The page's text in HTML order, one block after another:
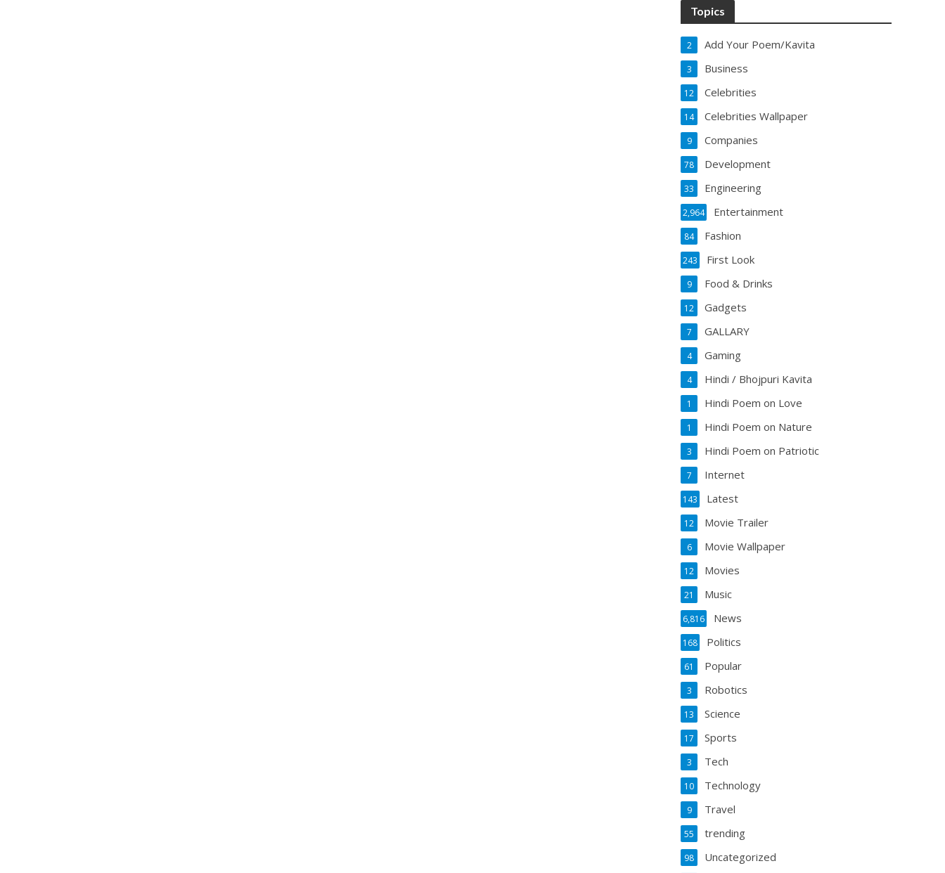
Topics
Add Your Poem/Kavita
2
Business
3
Celebrities
12
Celebrities Wallpaper
14
Companies
9
Development
78
Engineering
33
Entertainment
2,964
Fashion
84
First Look
243
Food & Drinks
9
Gadgets
12
GALLARY
7
Gaming
4
Hindi / Bhojpuri Kavita
4
Hindi Poem on Love
1
Hindi Poem on Nature
1
Hindi Poem on Patriotic
3
Internet
7
Latest
143
Movie Trailer
12
Movie Wallpaper
6
Movies
12
Music
21
News
6,816
Politics
168
Popular
61
Robotics
3
Science
13
Sports
17
Tech
3
Technology
10
Travel
9
trending
55
Uncategorized
98